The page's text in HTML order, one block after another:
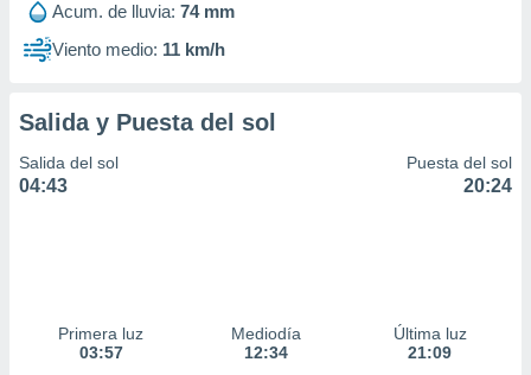
Acum. de lluvia: 74 mm
Viento medio: 11 km/h
Salida y Puesta del sol
Salida del sol
04:43
Puesta del sol
20:24
Primera luz
03:57
Mediodía
12:34
Última luz
21:09